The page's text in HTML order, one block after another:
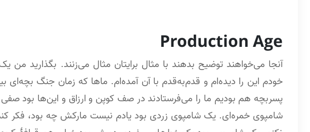
Production Age
آنجا می‌خواهند توضیح بدهند با مثال برایتان مثال می‌زنند. بگذارید من
خودم این را دیده‌ام و قدم‌به‌قدم با آن آمده‌ام. ماها که زمان جنگ بچه‌ای
پسربچه هم بودیم ما را می‌فرستادند در صف کوپن و ارزاق و این‌ها بود
شامپوی خمره‌ای. یک شامپوی زردی بود یادم نیست مارکش چه بود، فکر کنم